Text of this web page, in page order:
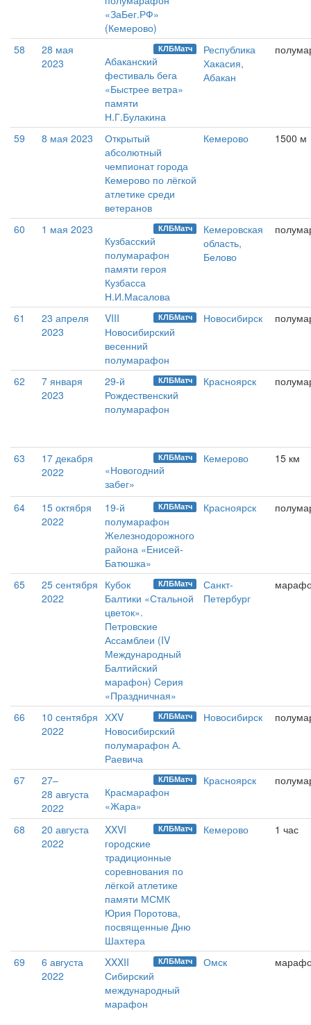
«ЗаБег.РФ»
(Кемерово)
58
28 мая
2023
КЛБМатч
Абаканский
фестиваль бега
«Быстрее ветра»
памяти
Н.Г.Булакина
Республика
Хакасия,
Абакан
59 8 мая 2023
Открытый
абсолютный
чемпионат города
Кемерово по лёгкой
атлетике среди
ветеранов
Кемерово 1500 м
60 1 мая 2023 КЛБМатч
Кузбасский
полумарафон
памяти героя
Кузбасса
Н.И.Масалова
Кемеровская
область,
Белово
61
23 апреля
2023
КЛБМатч
VIII
Новосибирский
весенний
полумарафон
Новосибирск
62
7 января
2023
КЛБМатч
29-й
Рождественский
полумарафон
Красноярск
63
17 декабря
2022
КЛБМатч
«Новогодний
забег»
Кемерово 15 км
64
15 октября
2022
КЛБМатч
19-й
полумарафон
Железнодорожного
района «Енисей-
Батюшка»
Красноярск
65
25 сентября
2022
КЛБМатч
Кубок
Балтики «Стальной
цветок».
Петровские
Ассамблеи (IV
Международный
Балтийский
марафон) Серия
«Праздничная»
Санкт-
Петербург
66
10 сентября
2022
КЛБМатч
ХXV
Новосибирский
полумарафон А.
Раевича
Новосибирск
67
27–
28 августа
2022
КЛБМатч
Красмарафон
«Жара»
Красноярск
68
20 августа
2022
КЛБМатч
XXVI
городские
традиционные
соревнования по
лёгкой атлетике
памяти МСМК
Юрия Поротова,
посвященные Дню
Шахтера
Кемерово 1 час
69
6 августа
2022
КЛБМатч
XXXII
Сибирский
международный
марафон
Омск